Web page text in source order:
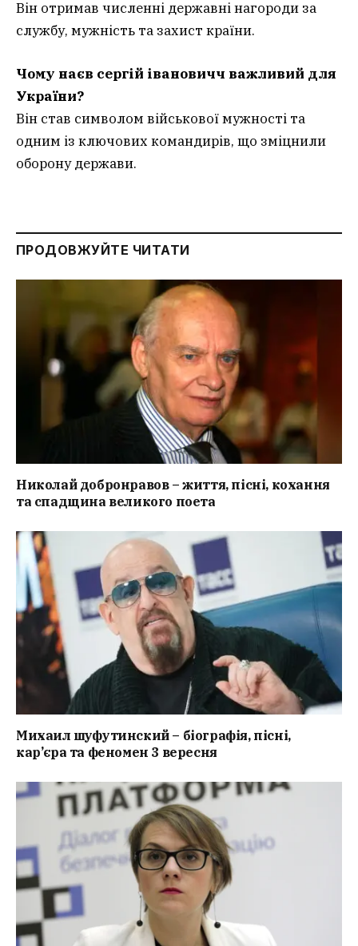
Він отримав численні державні нагороди за
службу, мужність та захист країни.
Чому наєв сергій івановичч важливий для
України?
Він став символом військової мужності та
одним із ключових командирів, що зміцнили
оборону держави.
ПРОДОВЖУЙТЕ ЧИТАТИ
Николай добронравов – життя, пісні, кохання
та спадщина великого поета
Михаил шуфутинский – біографія, пісні,
кар’єра та феномен 3 вересня